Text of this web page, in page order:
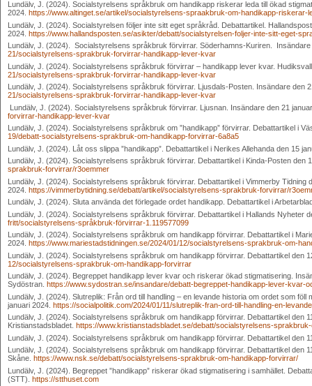
Lundälv, J. (2024). Socialstyrelsens språkbruk om handikapp riskerar leda till ökad
2024. https://www.altinget.se/artikel/socialstyrelsens-spraakbruk-om-handikapp-riskerar-
Lundälv, J. (2024). Socialstyrelsen följer inte sitt eget språkråd. Debattartikel.
2024. https://www.hallandsposten.se/asikter/debatt/socialstyrelsen-foljer-inte-sitt-eget-
Lundälv, J. (2024). Socialstyrelsens språkbruk förvirrar. Söderhamns-Kuriren.
21/socialstyrelsens-sprakbruk-forvirrar-handikapp-lever-kvar
Lundälv, J. (2024). Socialstyrelsens språkbruk förvirrar – handikapp lever kvar.
21/socialstyrelsens-sprakbruk-forvirrar-handikapp-lever-kvar
Lundälv, J. (2024). Socialstyrelsens språkbruk förvirrar. Ljusdals-Posten. Insändare den
21/socialstyrelsens-sprakbruk-forvirrar-handikapp-lever-kvar
Lundälv, J. (2024). Socialstyrelsens språkbruk förvirrar. Ljusnan. Insändare den 21
forvirrar-handikapp-lever-kvar
Lundälv, J. (2024). Socialstyrelsens språkbruk om ”handikapp” förvirrar. Debattartikel i
19/debatt-socialstyrelsens-sprakbruk-om-handikapp-forvirrar-6a8a5
Lundälv, J. (2024). Låt oss slippa ”handikapp”. Debattartikel i Nerikes Allehanda den 15
Lundälv, J. (2024). Socialstyrelsens språkbruk förvirrar. Debattartikel i Kinda-Posten den
sprakbruk-forvirrar/r3oemmer
Lundälv, J. (2024). Socialstyrelsens språkbruk förvirrar. Debattartikel i Vimmerby Tidning
2024. https://vimmerbytidning.se/debatt/artikel/socialstyrelsens-sprakbruk-forvirrar/
Lundälv, J. (2024). Sluta använda det förlegade ordet handikapp. Debattartikel i
Lundälv, J. (2024). Socialstyrelsens språkbruk förvirrar. Debattartikel i Hallands Nyheter
fritt/socialstyrelsens-språkbruk-förvirrar-1.119577099
Lundälv, J. (2024). Socialstyrelsens språkbruk om handikapp förvirrar. Debattartikel i
2024. https://www.mariestadstidningen.se/2024/01/12/socialstyrelsens-sprakbruk-om-
Lundälv, J. (2024). Socialstyrelsens språkbruk om handikapp förvirrar. Debattartikel den
12/socialstyrelsens-sprakbruk-om-handikapp-forvirrar
Lundälv, J. (2024). Begreppet handikapp lever kvar och riskerar ökad stigmatisering.
Sydöstran. https://www.sydostran.se/insandare/debatt-begreppet-handikapp-lever-kvar-
Lundälv, J. (2024). Slutreplik: Från ord till handling – en levande historia om ordet som
januari 2024. https://socialpolitik.com/2024/01/11/slutreplik-fran-ord-till-handling-en-
Lundälv, J. (2024). Socialstyrelsens språkbruk om handikapp förvirrar. Debattartikel den
Kristianstadsbladet. https://www.kristianstadsbladet.se/debatt/socialstyrelsens-
Lundälv, J. (2024). Socialstyrelsens språkbruk om handikapp förvirrar. Debattartikel den
Lundälv, J. (2024). Socialstyrelsens språkbruk om handikapp förvirrar. Debattartikel den
Skåne. https://www.nsk.se/debatt/socialstyrelsens-sprakbruk-om-handikapp-forvirrar/
Lundälv, J. (2024). Begreppet ”handikapp” riskerar ökad stigmatisering i samhället.
(STT). https://stthuset.com